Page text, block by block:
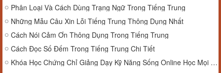
Phân Loại Và Cách Dùng Trạng Ngữ Trong Tiếng Trung
Những Mẫu Câu Xin Lỗi Tiếng Trung Thông Dụng Nhất
Cách Nói Cảm Ơn Thông Dụng Trong Tiếng Trung
Cách Đọc Số Đếm Trong Tiếng Trung Chi Tiết
Khóa Học Chứng Chỉ Giảng Dạy Kỹ Năng Sống Online Học Mọi Lúc Mọi Nơi!